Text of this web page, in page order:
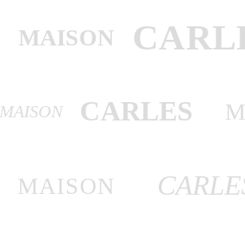
MAISON
MAISON CARLES
MAISON